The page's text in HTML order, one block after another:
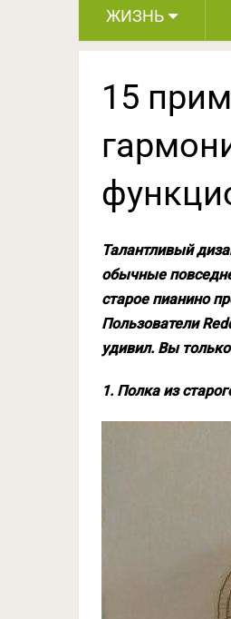
ЖИЗНЬ
15
Талантливый
обычные
старое пианино
Пользователи
удивил. Вы
1. Полка из